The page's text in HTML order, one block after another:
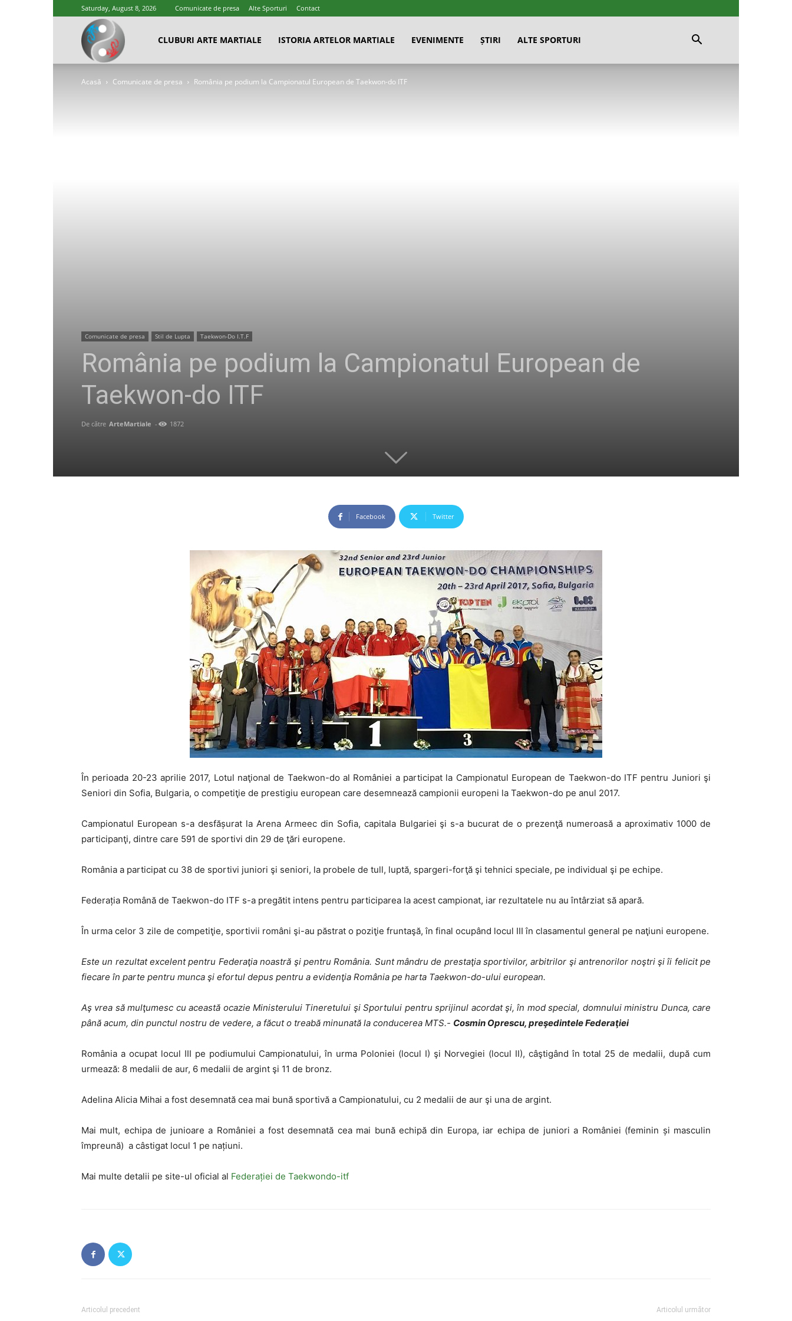
Saturday, August 8, 2026 Comunicate de presa Alte Sporturi Contact
Cluburi
Arte
CLUBURI ARTE MARTIALE ISTORIA ARTELOR MARTIALE EVENIMENTE ȘTIRI ALTE SPORTURI
Acasă Comunicate de presa România pe podium la Campionatul European de Taekwon-do ITF
Comunicate de presa Stil de Lupta Taekwon-Do I.T.F
România pe podium la Campionatul European de
Taekwon-do ITF
De către ArteMartiale - 1872
Facebook Twitter
În perioada 20-23 aprilie 2017, Lotul naţional de Taekwon-do al României a participat la Campionatul European de Taekwon-do ITF pentru Juniori şi
Seniori din Sofia, Bulgaria, o competiţie de prestigiu european care desemnează campionii europeni la Taekwon-do pe anul 2017.
Campionatul European s-a desfășurat la Arena Armeec din Sofia, capitala Bulgariei şi s-a bucurat de o prezenţă numeroasă a aproximativ 1000 de
participanţi, dintre care 591 de sportivi din 29 de ţări europene.
România a participat cu 38 de sportivi juniori şi seniori, la probele de tull, luptă, spargeri-forţă şi tehnici speciale, pe individual şi pe echipe.
Federația Română de Taekwon-do ITF s-a pregătit intens pentru participarea la acest campionat, iar rezultatele nu au întârziat să apară.
În urma celor 3 zile de competiţie, sportivii români şi-au păstrat o poziţie fruntaşă, în final ocupând locul III în clasamentul general pe naţiuni europene.
Este un rezultat excelent pentru Federaţia noastră şi pentru România. Sunt mândru de prestaţia sportivilor, arbitrilor şi antrenorilor noştri şi îi felicit pe
fiecare în parte pentru munca şi efortul depus pentru a evidenţia România pe harta Taekwon-do-ului european.
Aş vrea să mulţumesc cu această ocazie Ministerului Tineretului şi Sportului pentru sprijinul acordat şi, în mod special, domnului ministru Dunca, care
până acum, din punctul nostru de vedere, a făcut o treabă minunată la conducerea MTS.- Cosmin Oprescu, preşedintele Federaţiei
România a ocupat locul III pe podiumului Campionatului, în urma Poloniei (locul I) şi Norvegiei (locul II), câştigând în total 25 de medalii, după cum
urmează: 8 medalii de aur, 6 medalii de argint şi 11 de bronz.
Adelina Alicia Mihai a fost desemnată cea mai bună sportivă a Campionatului, cu 2 medalii de aur şi una de argint.
Mai mult, echipa de junioare a României a fost desemnată cea mai bună echipă din Europa, iar echipa de juniori a României (feminin și masculin
împreună) a câstigat locul 1 pe națiuni.
Mai multe detalii pe site-ul oficial al Federației de Taekwondo-itf
Articolul precedent Articolul următor